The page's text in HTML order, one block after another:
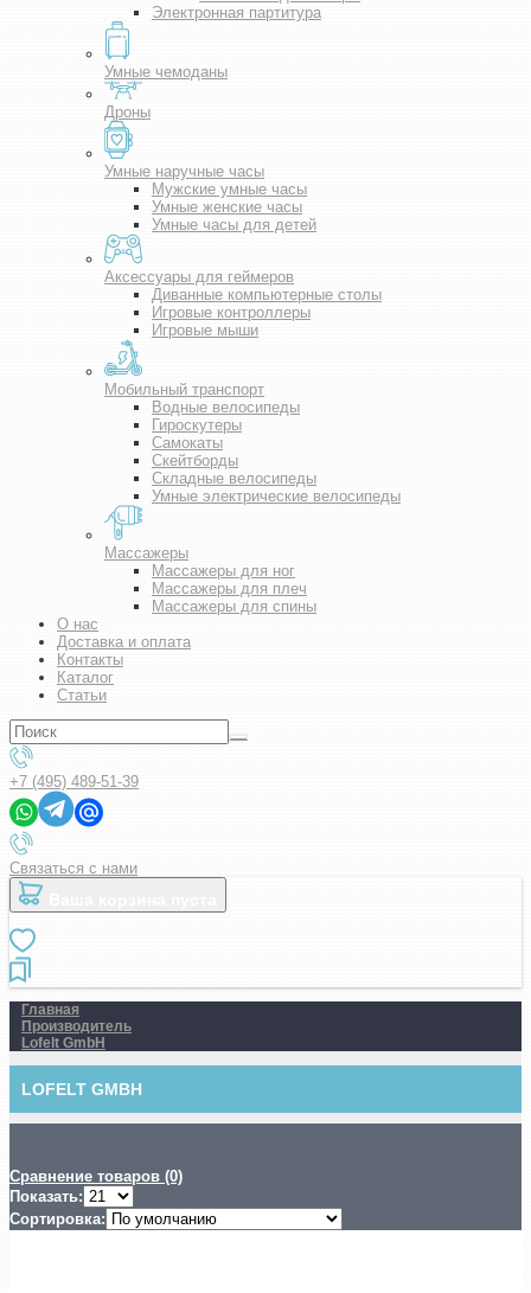
Электронная партитура
Умные чемоданы
Дроны
Умные наручные часы
Мужские умные часы
Умные женские часы
Умные часы для детей
Аксессуары для геймеров
Диванные компьютерные столы
Игровые контроллеры
Игровые мыши
Мобильный транспорт
Водные велосипеды
Гироскутеры
Самокаты
Скейтборды
Складные велосипеды
Умные электрические велосипеды
Массажеры
Массажеры для ног
Массажеры для плеч
Массажеры для спины
О нас
Доставка и оплата
Контакты
Каталог
Статьи
+7 (495) 489-51-39
Связаться с нами
Главная
Производитель
Lofelt GmbH
LOFELT GMBH
Сравнение товаров (0)
Показать:
Сортировка: